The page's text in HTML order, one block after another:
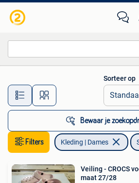
Alle afstanden…
Sorteer op
Bewaar je
Filters Kleding | Dames
Veiling - CROCS
maat 27/28